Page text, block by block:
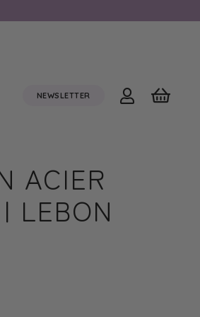
NEWSLETTER
ACIER
LEBON